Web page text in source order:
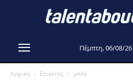
Πέμπτη, 06/08/26
Αρχική Ετικέτες μπλε